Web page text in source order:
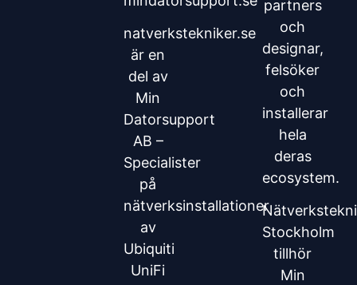
natverkstekniker.se
är en
del av
Min
Datorsupport
AB –
Specialister
på
nätverksinstallationer
av
Ubiquiti
UniFi
partners
och
designar,
felsöker
och
installerar
hela
deras
ecosystem.
Stockholm
tillhör
Min